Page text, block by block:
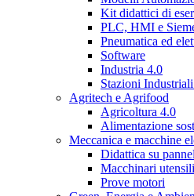
Kit didattici di
PLC, HMI e
Pneumatica ed
Software
Industria 4.0
Stazioni
Agritech e Agrifood
Agricoltura 4.0
Alimentazione
Meccanica e macchine
Didattica su
Macchinari utensili
Prove motori